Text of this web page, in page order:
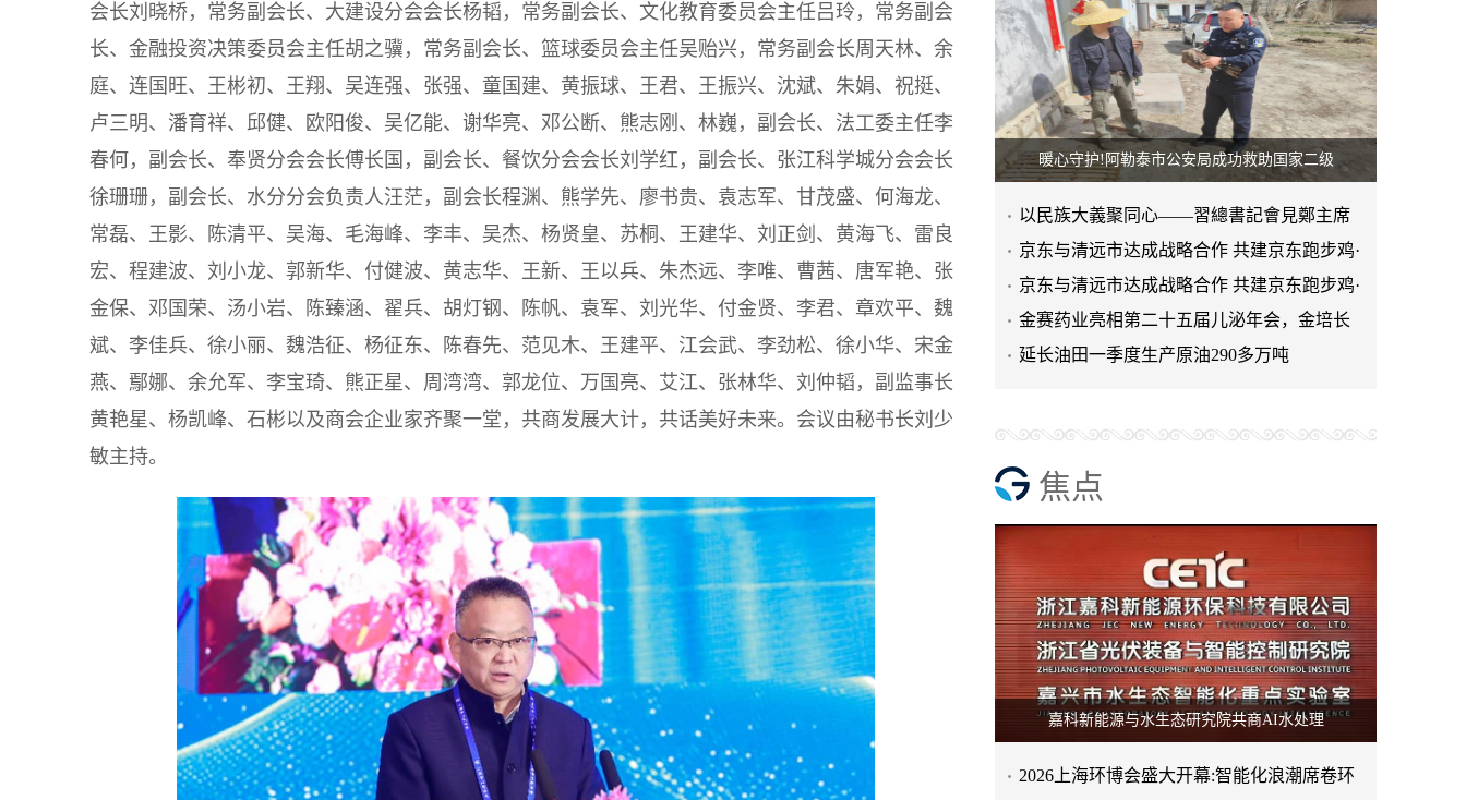
会长刘晓桥，常务副会长、大建设分会会长杨韬，常务副会长、文化教育委员会主任吕玲，常务副会
长、金融投资决策委员会主任胡之骥，常务副会长、篮球委员会主任吴贻兴，常务副会长周天林、余
庭、连国旺、王彬初、王翔、吴连强、张强、童国建、黄振球、王君、王振兴、沈斌、朱娟、祝挺、
卢三明、潘育祥、邱健、欧阳俊、吴亿能、谢华亮、邓公断、熊志刚、林巍，副会长、法工委主任李
春何，副会长、奉贤分会会长傅长国，副会长、餐饮分会会长刘学红，副会长、张江科学城分会会长
徐珊珊，副会长、水分分会负责人汪茫，副会长程渊、熊学先、廖书贵、袁志军、甘茂盛、何海龙、
常磊、王影、陈清平、吴海、毛海峰、李丰、吴杰、杨贤皇、苏桐、王建华、刘正剑、黄海飞、雷良
宏、程建波、刘小龙、郭新华、付健波、黄志华、王新、王以兵、朱杰远、李唯、曹茜、唐军艳、张
金保、邓国荣、汤小岩、陈臻涵、翟兵、胡灯钢、陈帆、袁军、刘光华、付金贤、李君、章欢平、魏
斌、李佳兵、徐小丽、魏浩征、杨征东、陈春先、范见木、王建平、江会武、李劲松、徐小华、宋金
燕、鄢娜、余允军、李宝琦、熊正星、周湾湾、郭龙位、万国亮、艾江、张林华、刘仲韬，副监事长
黄艳星、杨凯峰、石彬以及商会企业家齐聚一堂，共商发展大计，共话美好未来。会议由秘书长刘少
敏主持。
暖心守护!阿勒泰市公安局成功救助国家二级
以民族大義聚同心——習總書記會見鄭主席
提出兩岸關系四點重要意
京东与清远市达成战略合作 共建京东跑步鸡·
清远鸡标准体系
京东与清远市达成战略合作 共建京东跑步鸡·
清远鸡标准体系
金赛药业亮相第二十五届儿泌年会，金培长
效生长激素成临床优选
延长油田一季度生产原油290多万吨
焦点
嘉科新能源与水生态研究院共商AI水处理
2026上海环博会盛大开幕:智能化浪潮席卷环